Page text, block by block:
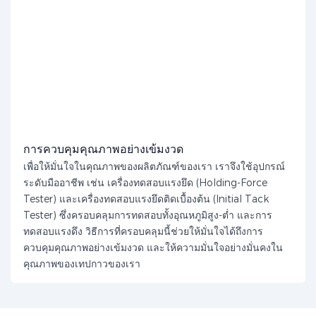
การควบคุมคุณภาพอย่างเข้มงวด
เพื่อให้มั่นใจในคุณภาพของผลิตภัณฑ์ของเรา เราจึงใช้อุปกรณ์
ระดับมืออาชีพ เช่น เครื่องทดสอบแรงยึด (Holding-Force
Tester) และเครื่องทดสอบแรงยึดติดเบื้องต้น (Initial Tack
Tester) ซึ่งครอบคลุมการทดสอบทั้งอุณหภูมิสูง-ต่ำ และการ
ทดสอบแรงดึง วิธีการที่ครอบคลุมนี้ช่วยให้มั่นใจได้ถึงการ
ควบคุมคุณภาพอย่างเข้มงวด และให้ความมั่นใจอย่างมั่นคงใน
คุณภาพของเทปกาวของเรา